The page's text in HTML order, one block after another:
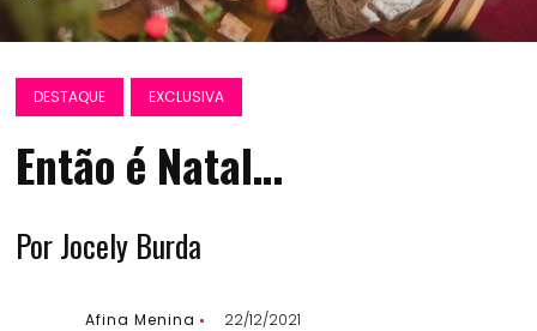
DESTAQUE EXCLUSIVA
Então é Natal…
Por Jocely Burda
Afina Menina 22/12/2021